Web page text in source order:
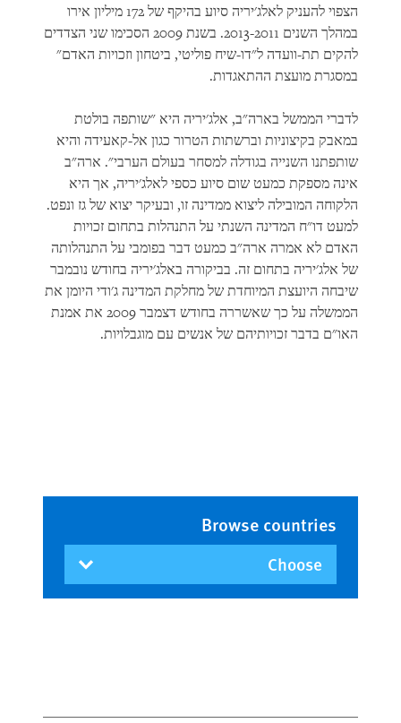
הצפוי להעניק לאלג'יריה סיוע בהיקף של 172 מיליון אירו
במהלך השנים 2013-2011. בשנת 2009 הסכימו שני הצדדים
להקים תת-וועדה ל"דו-שיח פוליטי, ביטחון וזכויות האדם"
במסגרת מועצת ההתאגדות.
לדברי הממשל בארה"ב, אלג'יריה היא "שותפה בולטת
במאבק בקיצוניות וברשתות הטרור כגון אל-קאעידה והיא
שותפתנו השנייה בגודלה למסחר בעולם הערבי". ארה"ב
אינה מספקת כמעט שום סיוע כספי לאלג'יריה, אך היא
הלקוחה המובילה ליצוא ממדינה זו, ובעיקר יצוא של גז ונפט.
למעט דו"ח המדינה השנתי על התנהלות בתחום זכויות
האדם לא אמרה ארה"ב כמעט דבר בפומבי על התנהלותה
של אלג'יריה בתחום זה. בביקורה באלג'יריה בחודש נובמבר
שיבחה היועצת המיוחדת של מחלקת המדינה ג'ודי היומן את
הממשלה על כך שאשררה בחודש דצמבר 2009 את אמנת
האו"ם בדבר זכויותיהם של אנשים עם מוגבלויות.
Browse countries